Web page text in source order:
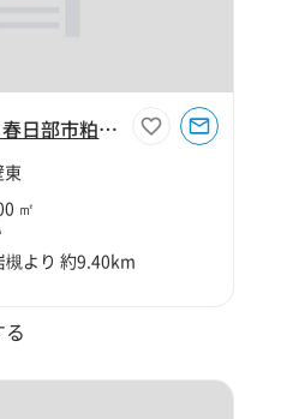
【埼玉県春日部市】春日部市粕壁東5丁目760坪倉庫
㎡
より 約9.40km